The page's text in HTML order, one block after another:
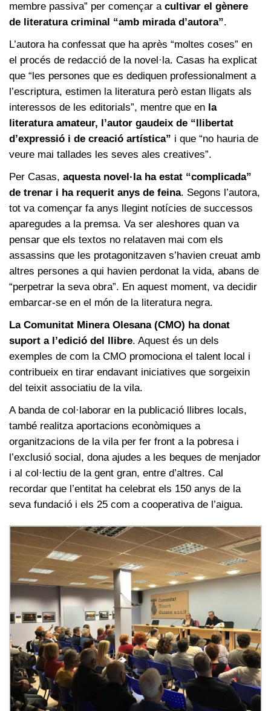
membre passiva” per començar a cultivar el gènere
de literatura criminal “amb mirada d’autora”.
L’autora ha confessat que ha après “moltes coses” en
el procés de redacció de la novel·la. Casas ha explicat
que “les persones que es dediquen professionalment a
l’escriptura, estimen la literatura però estan lligats als
interessos de les editorials”, mentre que en la
literatura amateur, l’autor gaudeix de “llibertat
d’expressió i de creació artística” i que “no hauria de
veure mai tallades les seves ales creatives”.
Per Casas, aquesta novel·la ha estat “complicada”
de trenar i ha requerit anys de feina. Segons l’autora,
tot va començar fa anys llegint notícies de successos
aparegudes a la premsa. Va ser aleshores quan va
pensar que els textos no relataven mai com els
assassins que les protagonitzaven s’havien creuat amb
altres persones a qui havien perdonat la vida, abans de
“perpetrar la seva obra”. En aquest moment, va decidir
embarcar-se en el món de la literatura negra.
La Comunitat Minera Olesana (CMO) ha donat
suport a l’edició del llibre. Aquest és un dels
exemples de com la CMO promociona el talent local i
contribueix en tirar endavant iniciatives que sorgeixin
del teixit associatiu de la vila.
A banda de col·laborar en la publicació llibres locals,
també realitza aportacions econòmiques a
organitzacions de la vila per fer front a la pobresa i
l’exclusió social, dona ajudes a les beques de menjador
i al col·lectiu de la gent gran, entre d’altres. Cal
recordar que l’entitat ha celebrat els 150 anys de la
seva fundació i els 25 com a cooperativa de l’aigua.